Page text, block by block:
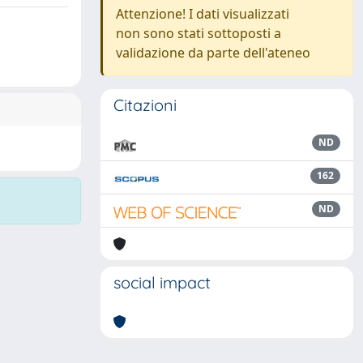
Attenzione! I dati visualizzati
non sono stati sottoposti a
validazione da parte dell'ateneo
Citazioni
ND
162
ND
social impact